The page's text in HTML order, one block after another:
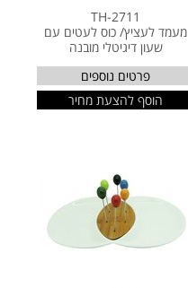
TH-2711
מעמד לעציץ/ כוס לעטים עם
שעון דיגיטלי מובנה
פרטים נוספים
הוסף להצעת מחיר